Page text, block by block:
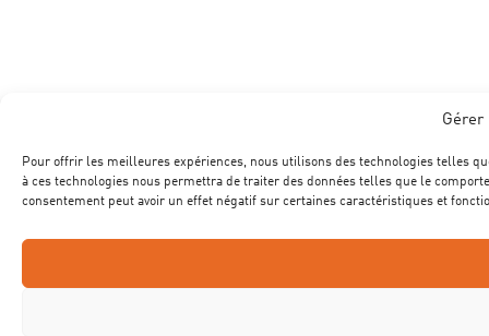
Gérer
Pour offrir les meilleures expériences, nous utilisons des technologies telles
à ces technologies nous permettra de traiter des données telles que le
consentement peut avoir un effet négatif sur certaines caractéristiques et